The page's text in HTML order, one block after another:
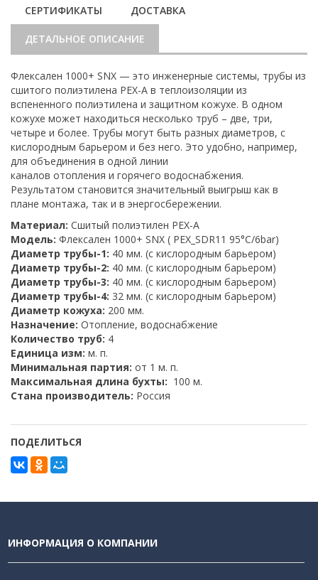
СЕРТИФИКАТЫ ДОСТАВКА
ДЕТАЛЬНОЕ ОПИСАНИЕ
Флексален 1000+ SNX — это инженерные системы, трубы из
сшитого полиэтилена PEX-A в теплоизоляции из
вспененного полиэтилена и защитном кожухе. В одном
кожухе может находиться несколько труб – две, три,
четыре и более. Трубы могут быть разных диаметров, с
кислородным барьером и без него. Это удобно, например,
для объединения в одной линии
каналов отопления и горячего водоснабжения.
Результатом становится значительный выигрыш как в
плане монтажа, так и в энергосбережении.
Материал: Сшитый полиэтилен PEX-A
Модель: Флексален 1000+ SNX ( PEX_SDR11 95°C/6bar)
Диаметр трубы-1: 40 мм. (с кислородным барьером)
Диаметр трубы-2: 40 мм. (с кислородным барьером)
Диаметр трубы-3: 40 мм. (с кислородным барьером)
Диаметр трубы-4: 32 мм. (с кислородным барьером)
Диаметр кожуха: 200 мм.
Назначение: Отопление, водоснабжение
Количество труб: 4
Единица изм: м. п.
Минимальная партия: от 1 м. п.
Максимальная длина бухты: 100 м.
Стана производитель: Россия
ПОДЕЛИТЬСЯ
ИНФОРМАЦИЯ О КОМПАНИИ